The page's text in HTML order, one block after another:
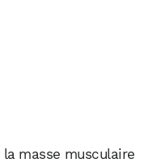
masse musculaire